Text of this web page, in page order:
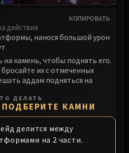
Nefarian
Wyrmbreaker
& Theralion
Council
Sinestra
Igira
Volcoross
of Dreams
Larodar
КОПИРОВАТЬ
действия
нанося большой урон
камень, чтобы поднять его.
их с отмеченных
аддам подняться на
ДЕЛАТЬ
КАМНИ
делится между
на 2 части.